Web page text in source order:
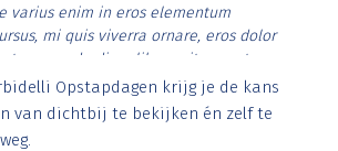
varius enim in eros elementum
mi quis viverra ornare, eros dolor
commodo diam libero vitae erat.
nibh et justo cursus id rutrum lorem
ut sem vitae risus tristique posuere.
Opstapdagen krijg je de kans
van dichtbij te bekijken én zelf te